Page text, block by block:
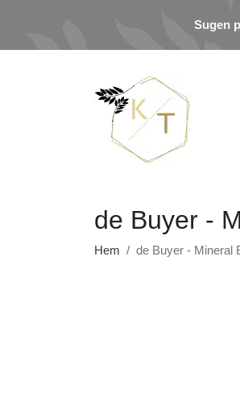
Sugen
de Buyer -
Hem de Buyer - Mineral